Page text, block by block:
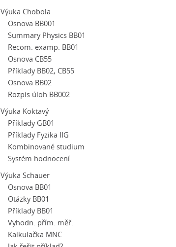
Výuka Chobola
Osnova BB001
Summary Physics BB01
Recom. examp. BB01
Osnova CB55
Příklady BB02, CB55
Osnova BB02
Rozpis úloh BB002
Výuka Koktavý
Příklady GB01
Příklady Fyzika IIG
Kombinované studium
Systém hodnocení
Výuka Schauer
Osnova BB01
Otázky BB01
Příklady BB01
Vyhodn. přím. měř.
Kalkulačka MNC